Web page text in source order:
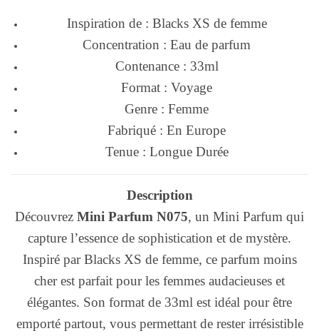
Inspiration de : Blacks XS de femme
Concentration : Eau de parfum
Contenance : 33ml
Format : Voyage
Genre : Femme
Fabriqué : En Europe
Tenue : Longue Durée
Description
Découvrez Mini Parfum N075, un Mini Parfum qui
capture l’essence de sophistication et de mystère.
Inspiré par Blacks XS de femme, ce parfum moins
cher est parfait pour les femmes audacieuses et
élégantes. Son format de 33ml est idéal pour être
emporté partout, vous permettant de rester irrésistible